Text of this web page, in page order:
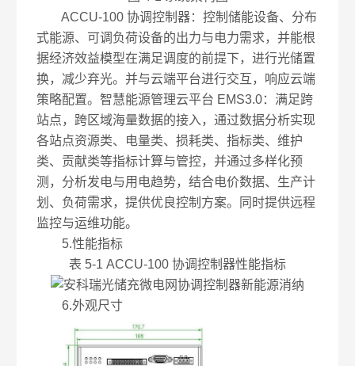
ACCU-100 协调控制器：控制储能设备、分布
式能源、可调负荷设备的出力与电力需求，并能根
据经济效益模型在满足调度的前提下，进行光储置
换，减少弃光。并与云端平台进行交互，响应云端
策略配置。智慧能源管理云平台 EMS3.0：满足跨
站点，跨区域海量数据的接入，通过数据分析实现
各站点资源类、电量类、损耗类、指标类、维护
类、贡献类等指标计算与管控，并通过多样化预
测，分析发电与用电趋势，结合电价数据、生产计
划、负荷需求，提供优良控制方案。同时提供远程
监控与运维功能。
5.性能指标
表 5-1 ACCU-100 协调控制器性能指标
6.外观尺寸